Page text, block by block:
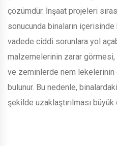
çözümdür. İnşaat projeleri
sonucunda binaların
vadede ciddi sorunlara yol
malzemelerinin zarar
ve zeminlerde nem
bulunur. Bu nedenle,
şekilde uzaklaştırılması büyük